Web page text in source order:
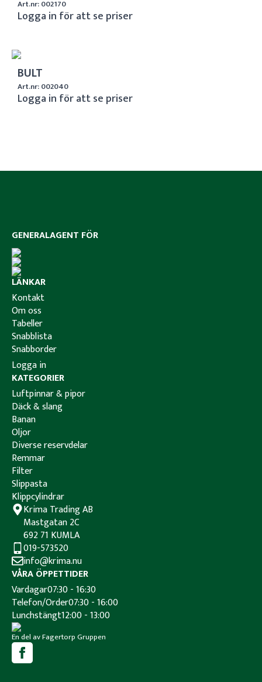
Art.nr: 002170
Logga in för att se priser
BULT
Art.nr: 002040
Logga in för att se priser
Krima Trading AB
Mastgatan 2C
692 71 KUMLA
019-573520
info@krima.nu
VÅRA ÖPPETTIDER
Vardagar07:30 - 16:30
Telefon/Order07:30 - 16:00
Lunchstängt12:00 - 13:00
En del av Fagertorp Gruppen
KATEGORIER
Luftpinnar & pipor
Däck & slang
Banan
Oljor
Diverse reservdelar
Remmar
Filter
Slippasta
Klippcylindrar
LÄNKAR
Kontakt
Om oss
Tabeller
Snabblista
Snabborder
Logga in
GENERALAGENT FÖR